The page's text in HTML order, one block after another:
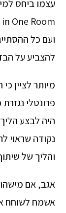
ועם כל
להצביע על
מיותר לציין
פרונטלי
היה לבצע הליך
נקודה שראוי
והליך של
אגב, אם
אשמח לשוחח